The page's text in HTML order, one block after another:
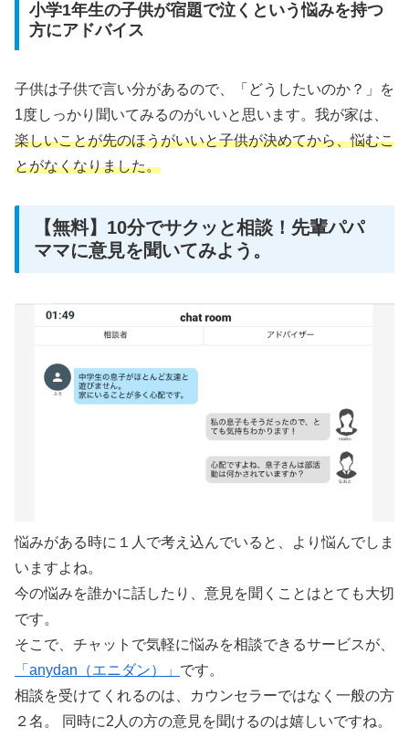
小学1年生の子供が宿題で泣くという悩みを持つ
方にアドバイス
子供は子供で言い分があるので、「どうしたいのか？」を
1度しっかり聞いてみるのがいいと思います。我が家は、
楽しいことが先のほうがいいと子供が決めてから、悩むこ
とがなくなりました。
【無料】10分でサクッと相談！先輩パパ
ママに意見を聞いてみよう。
悩みがある時に１人で考え込んでいると、より悩んでしま
いますよね。
今の悩みを誰かに話したり、意見を聞くことはとても大切
です。
そこで、チャットで気軽に悩みを相談できるサービスが、
「anydan（エニダン）」 です。
相談を受けてくれるのは、カウンセラーではなく一般の方
２名。 同時に2人の方の意見を聞けるのは嬉しいですね。